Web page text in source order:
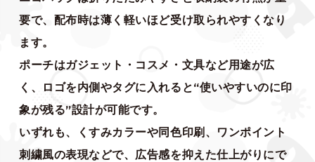
要で、配布時は薄く軽いほど受け取られやすくなり
ます。
ポーチはガジェット・コスメ・文具など用途が広
く、ロゴを内側やタグに入れると“使いやすいのに印
象が残る”設計が可能です。
いずれも、くすみカラーや同色印刷、ワンポイント
刺繍風の表現などで、広告感を抑えた仕上がりにで